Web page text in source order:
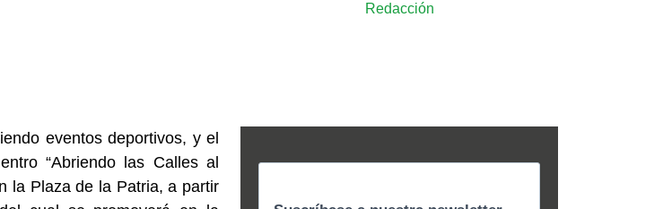
Redacción
eventos deportivos, y el
“Abriendo las Calles al
la Plaza de la Patria, a partir